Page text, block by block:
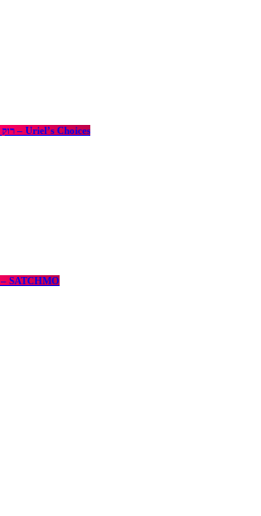
רוק בצהריים 307 – 07.08.26 – Uriel’s Choices
עד מאה ועשרים (פלוס 5) – SATCHMO